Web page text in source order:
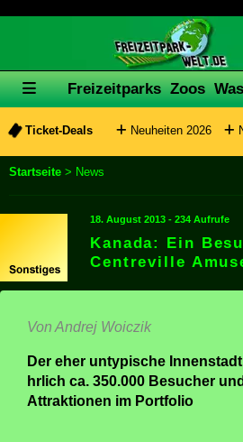
Freizeitparks Zoos
Ticket-Deals Neuheiten 2026
Startseite > News
18. August 2013 - 234 Aufrufe
Kanada: Ein
Centreville
Von Andrej Woiczik
Der eher untypische
hrlich ca. 350.000 Besucher
Attraktionen im Portfolio